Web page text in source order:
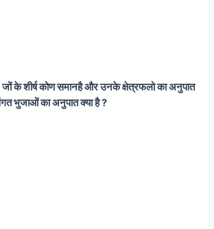
जों के शीर्ष कोण समानहै और उनके क्षेत्रफलो का अनुपात
भुजाओं का अनुपात क्या है ?